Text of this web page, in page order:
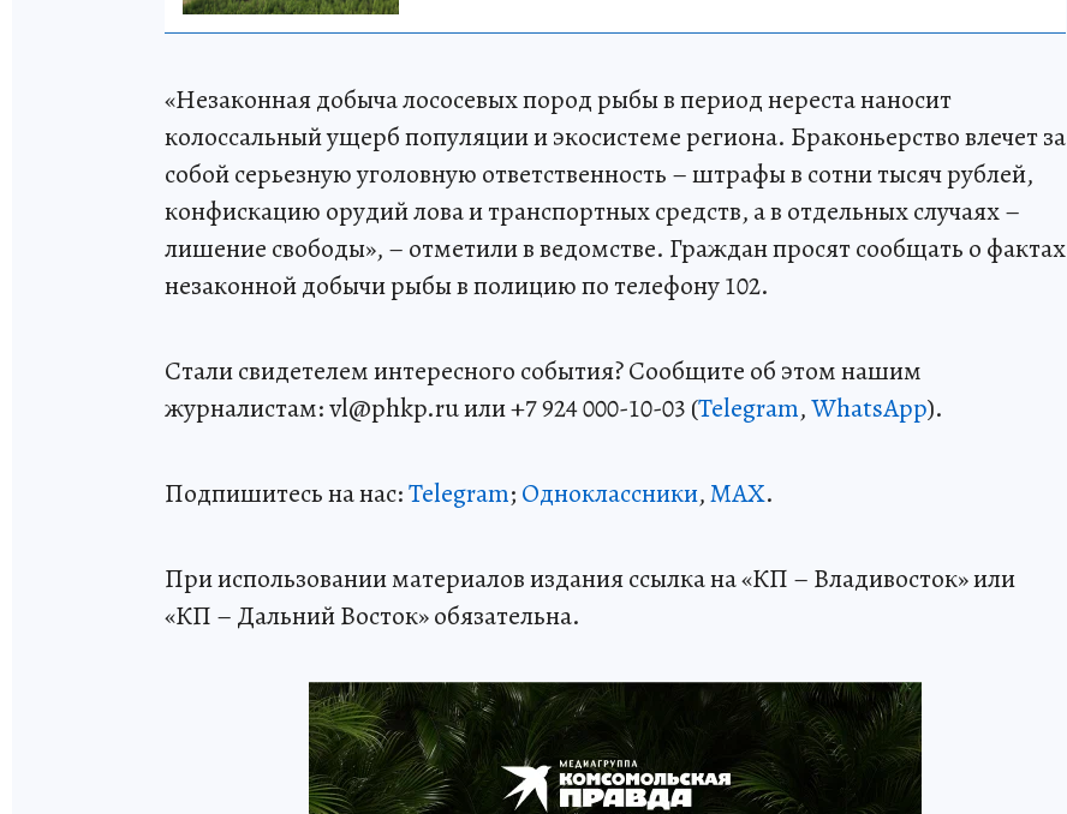
«Незаконная добыча лососевых пород рыбы в период нереста наносит
колоссальный ущерб популяции и экосистеме региона. Браконьерство влечет за
собой серьезную уголовную ответственность – штрафы в сотни тысяч рублей,
конфискацию орудий лова и транспортных средств, а в отдельных случаях –
лишение свободы», – отметили в ведомстве. Граждан просят сообщать о фактах
незаконной добычи рыбы в полицию по телефону 102.
Стали свидетелем интересного события? Сообщите об этом нашим
журналистам: vl@phkp.ru или +7 924 000-10-03 (Telegram,WhatsApp).
Подпишитесь на нас:Telegram; Одноклассники,MAX.
При использовании материалов издания ссылка на «КП – Владивосток» или
«КП – Дальний Восток» обязательна.